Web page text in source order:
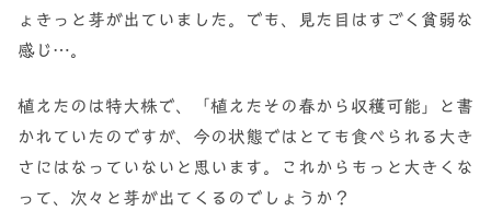
ょきっと芽が出ていました。でも、見た目はすごく貧弱な
感じ…。
植えたのは特大株で、「植えたその春から収穫可能」と書
かれていたのですが、今の状態ではとても食べられる大き
さにはなっていないと思います。これからもっと大きくな
って、次々と芽が出てくるのでしょうか？